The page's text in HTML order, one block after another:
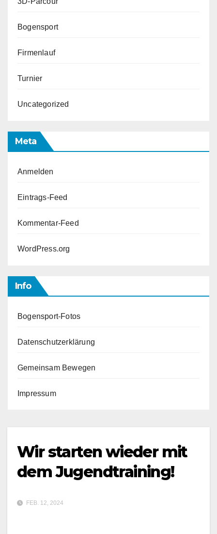
Bogensport
Firmenlauf
Turnier
Uncategorized
Meta
Anmelden
Eintrags-Feed
Kommentar-Feed
WordPress.org
Info
Bogensport-Fotos
Datenschutzerklärung
Gemeinsam Bewegen
Impressum
Wir starten wieder mit
dem Jugendtraining!
FEB. 12, 2024